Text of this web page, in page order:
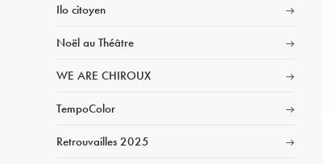
Ilo citoyen
Noël au Théâtre
WE ARE CHIROUX
TempoColor
Retrouvailles 2025